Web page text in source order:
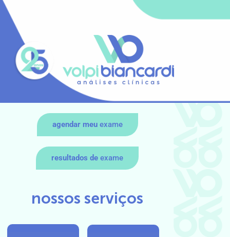
agendar meuexame
resultados de exame
nossos serviços